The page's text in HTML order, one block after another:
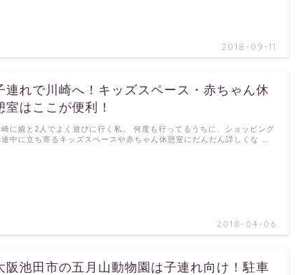
2018-09-11
連れで川崎へ！キッズスペース・赤ちゃん休
室はここが便利！
2018-04-06
崎に娘と2人でよく遊びに行く私。 何度も行ってるうちに、ショッピング
途中に立ち寄るキッズスペースや赤ちゃん休憩室にだんだん詳しくな …
阪池田市の五月山動物園は子連れ向け！駐車